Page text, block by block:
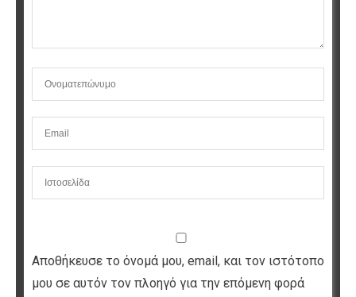
Αποθήκευσε το όνομά μου, email, και τον ιστότοπο
μου σε αυτόν τον πλοηγό για την επόμενη φορά